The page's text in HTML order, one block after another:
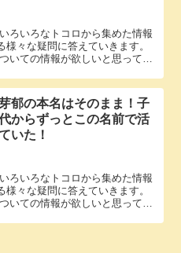
ろいろなトコロから集めた情報
々な疑問に答えていきます。
いての情報が欲しいと思ってい
郁の本名はそのまま！子
からずっとこの名前で活
いた！
ろいろなトコロから集めた情報
々な疑問に答えていきます。
いての情報が欲しいと思ってい